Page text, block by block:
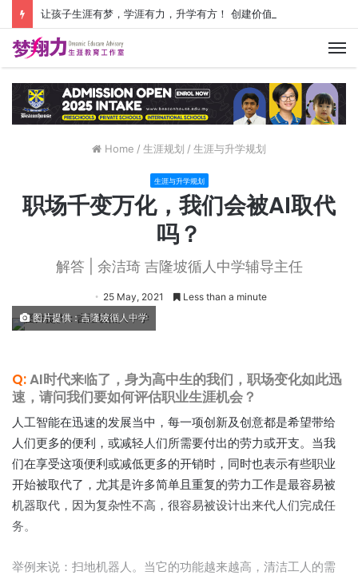
Home / 生涯规划 / 生涯与升学规划
生涯与升学规划
职场千变万化，我们会被AI取代
吗？
解答 | 余洁琦 吉隆坡循人中学辅导主任
25 May, 2021 Less than a minute
图片提供：吉隆坡循人中学
Q:AI时代来临了，身为高中生的我们，职场变化如此迅
速，请问我们要如何评估职业生涯机会？
人工智能在迅速的发展当中，每一项创新及创意都是希望带给
人们更多的便利，或减轻人们所需要付出的劳力或开支。当我
们在享受这项便利或减低更多的开销时，同时也表示有些职业
开始被取代了，尤其是许多简单且重复的劳力工作是最容易被
机器取代，因为复杂性不高，很容易被设计出来代人们完成任
务。
举例来说：扫地机器人。当它的功能越来越高，清洁工人的需